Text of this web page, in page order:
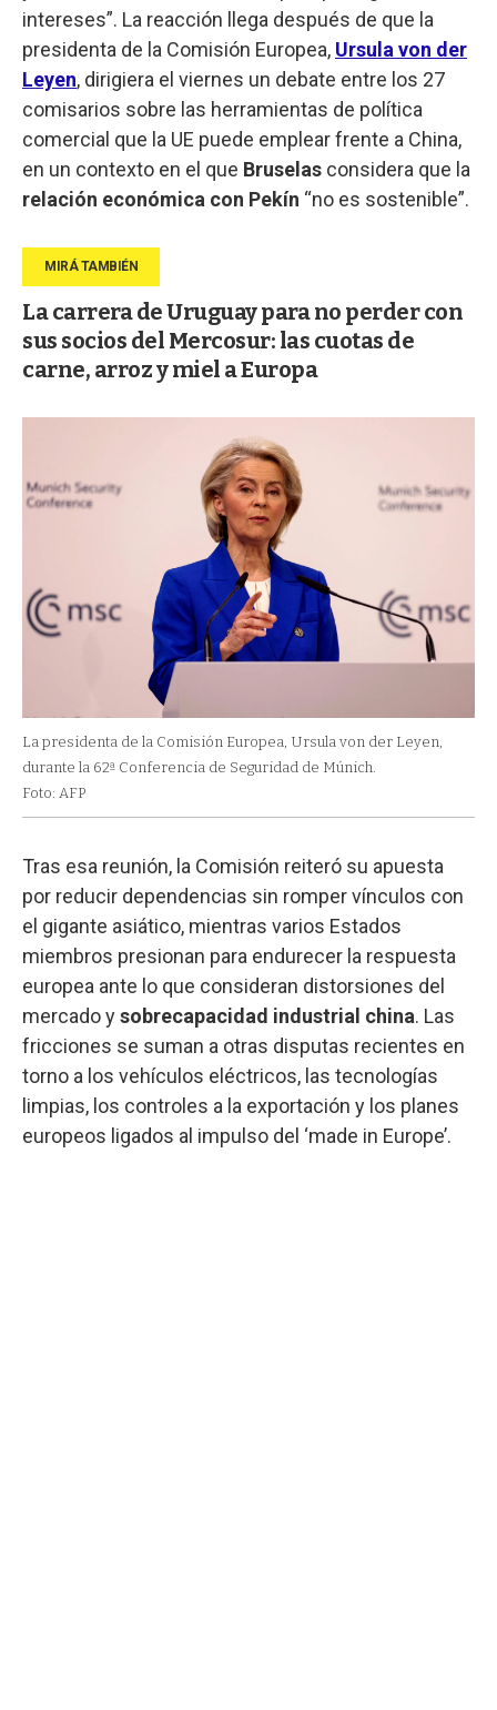
intereses”. La reacción llega después de que la
presidenta de la Comisión Europea, Ursula von der
Leyen, dirigiera el viernes un debate entre los 27
comisarios sobre las herramientas de política
comercial que la UE puede emplear frente a China,
en un contexto en el que Bruselas considera que la
relación económica con Pekín “no es sostenible”.
La carrera de Uruguay para no perder con
sus socios del Mercosur: las cuotas de
carne, arroz y miel a Europa
La presidenta de la Comisión Europea, Ursula von der Leyen,
durante la 62ª Conferencia de Seguridad de Múnich.
Foto: AFP
Tras esa reunión, la Comisión reiteró su apuesta
por reducir dependencias sin romper vínculos con
el gigante asiático, mientras varios Estados
miembros presionan para endurecer la respuesta
europea ante lo que consideran distorsiones del
mercado ysobrecapacidad industrial china. Las
fricciones se suman a otras disputas recientes en
torno a los vehículos eléctricos, las tecnologías
limpias, los controles a la exportación y los planes
europeos ligados al impulso del ‘made in Europe’.